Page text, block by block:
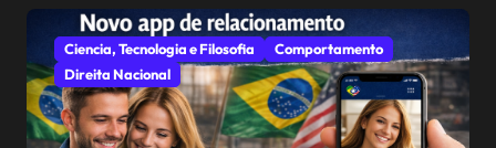
Ciencia, Tecnologia e Filosofia
Comportamento
Direita Nacional